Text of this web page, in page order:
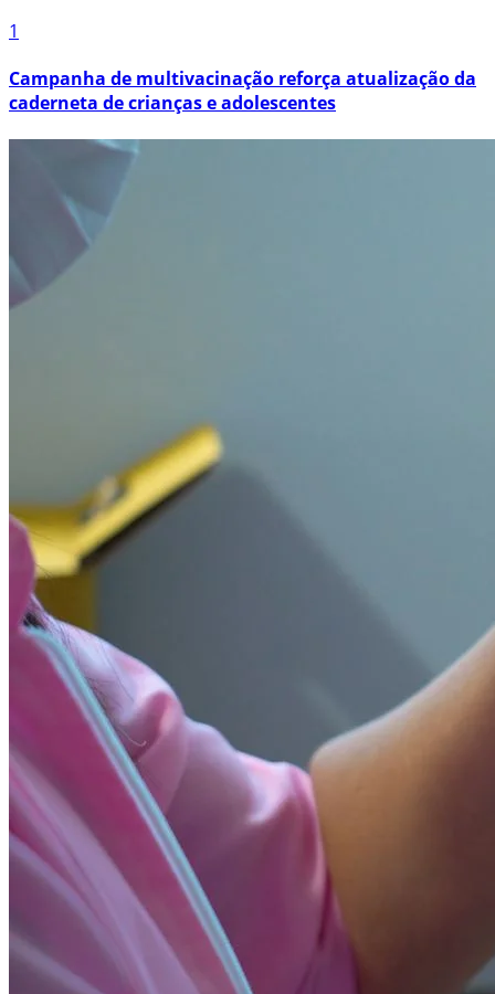
1
Campanha de multivacinação reforça atualização da
caderneta de crianças e adolescentes